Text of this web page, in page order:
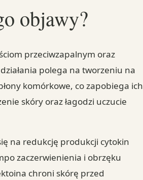
objawy?
przeciwzapalnym oraz
polega na tworzeniu na
komórkowe, co zapobiega ich
skóry oraz łagodzi uczucie
na redukcję produkcji cytokin
zaczerwienienia i obrzęku
chroni skórę przed